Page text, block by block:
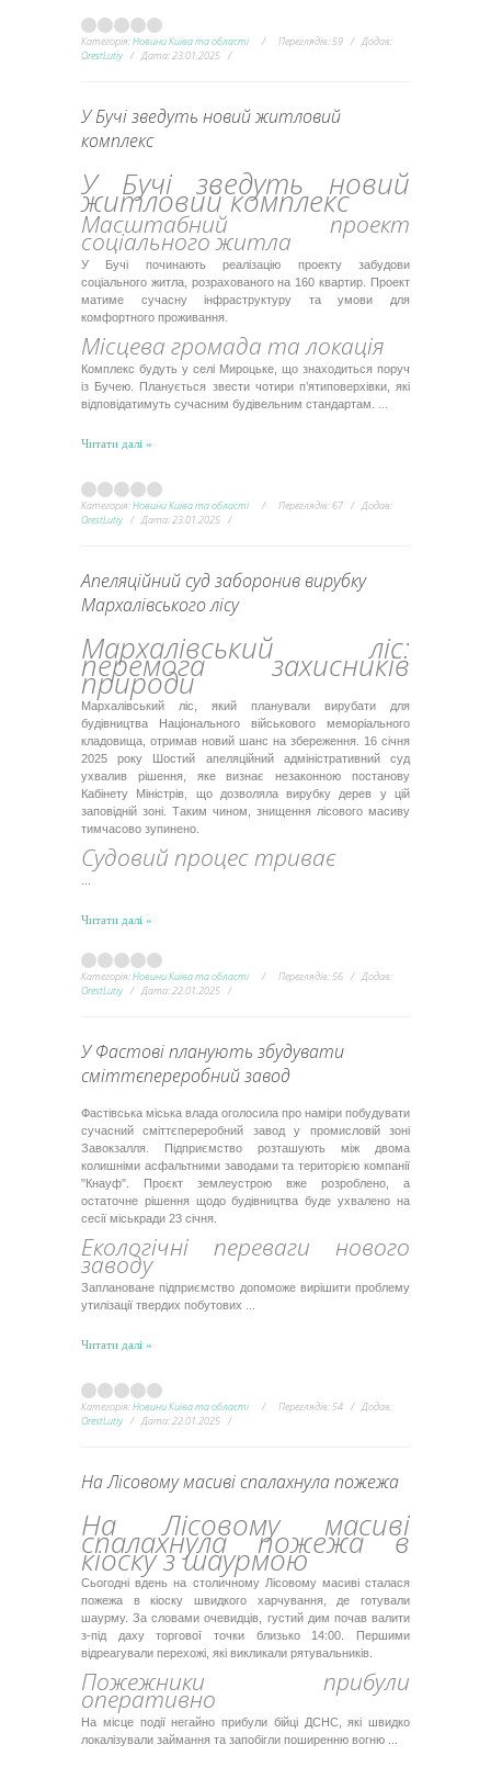
Категорія:Новини Київа та області Переглядів:59
Додав:
OrestLutiy
Дата:23.01.2025
У Бучі зведуть новий житловий
комплекс
У Бучі зведуть новий
житловий комплекс
Масштабний проект
соціального житла
У Бучі починають реалізацію проекту забудови
соціального житла, розрахованого на 160 квартир. Проект
матиме сучасну інфраструктуру та умови для
комфортного проживання.
Місцева громада та локація
Комплекс будуть у селі Мироцьке, що знаходиться поруч
із Бучею. Планується звести чотири п’ятиповерхівки, які
відповідатимуть сучасним будівельним стандартам.
Читати далі »
Категорія:Новини Київа та області Переглядів:67
Додав:
OrestLutiy
Дата:23.01.2025
Апеляційний суд заборонив вирубку
Мархалівського лісу
Мархалівський ліс:
перемога захисників
природи
Мархалівський ліс, який планували вирубати для
будівництва Національного військового меморіального
кладовища, отримав новий шанс на збереження. 16 січня
2025 року Шостий апеляційний адміністративний суд
ухвалив рішення, яке визнає незаконною постанову
Кабінету Міністрів, що дозволяла вирубку дерев у цій
заповідній зоні. Таким чином, знищення лісового масиву
тимчасово зупинено.
Судовий процес триває
Читати далі »
Категорія:Новини Київа та області Переглядів:56
Додав:
OrestLutiy
Дата:22.01.2025
У Фастові планують збудувати
сміттєпереробний завод
Фастівська міська влада оголосила про наміри побудувати
сучасний сміттєпереробний завод у промисловій зоні
Завокзалля. Підприємство розташують між двома
колишніми асфальтними заводами та територією компанії
"Кнауф". Проєкт землеустрою вже розроблено, а
остаточне рішення щодо будівництва буде ухвалено на
сесії міськради 23 січня.
Екологічні переваги нового
заводу
Заплановане підприємство допоможе вирішити проблему
утилізації твердих побутових
Читати далі »
Категорія:Новини Київа та області Переглядів:54
Додав:
OrestLutiy
Дата:22.01.2025
На Лісовому масиві спалахнула пожежа
На Лісовому масиві
спалахнула пожежа в
кіоску з шаурмою
Сьогодні вдень на столичному Лісовому масиві сталася
пожежа в кіоску швидкого харчування, де готували
шаурму. За словами очевидців, густий дим почав валити
з-під даху торгової точки близько 14:00. Першими
відреагували перехожі, які викликали рятувальників.
Пожежники прибули
оперативно
На місце події негайно прибули бійці ДСНС, які швидко
локалізували займання та запобігли поширенню вогню